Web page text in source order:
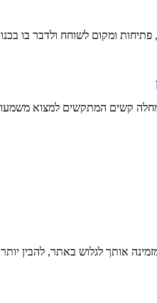
ומקום לשוחח ולדבר בו
מחלה קשים המתקשים למצוא
אותך לגלוש באתר, להבין יותר